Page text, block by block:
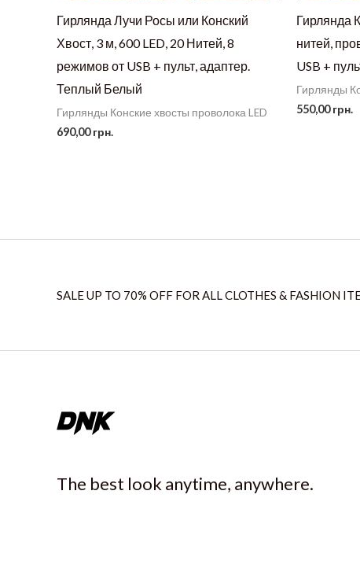
Гирлянда Лучи Росы или Конский
Хвост, 3 м, 600 LED, 20 Нитей, 8
режимов от USB + пульт, адаптер.
Теплый Белый
Гирлянды Конские хвосты проволока LED
690,00грн.
Гирлянда
нитей,
USB +
Гирлянды
550,00грн.
SALE UP TO 70% OFF FOR ALL CLOTHES & FASHION
The best look anytime, anywhere.